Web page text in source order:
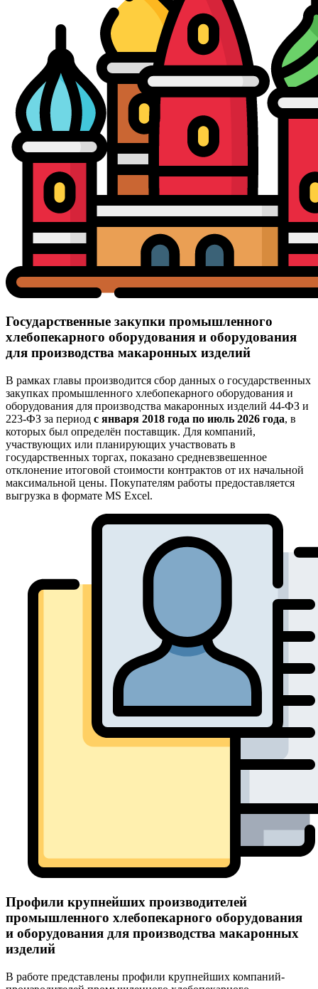
Государственные закупки промышленного
хлебопекарного оборудования и оборудования
для производства макаронных изделий
В рамках главы производится сбор данных о государственных
закупках промышленного хлебопекарного оборудования и
оборудования для производства макаронных изделий 44-ФЗ и
223-ФЗ за период с января 2018 года по июль 2026 года, в
которых был определён поставщик. Для компаний,
участвующих или планирующих участвовать в
государственных торгах, показано средневзвешенное
отклонение итоговой стоимости контрактов от их начальной
максимальной цены. Покупателям работы предоставляется
выгрузка в формате MS Excel.
Профили крупнейших производителей
промышленного хлебопекарного оборудования
и оборудования для производства макаронных
изделий
В работе представлены профили крупнейших компаний-